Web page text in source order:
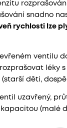
snadno
rychlosti lze
ventilu
léky
děti,
uzavřený,
(malé